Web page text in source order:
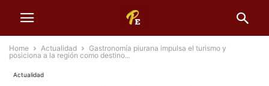
Home Actualidad
Gastronomía piurana impulsa el turismo y
posiciona a la región como destino...
Actualidad